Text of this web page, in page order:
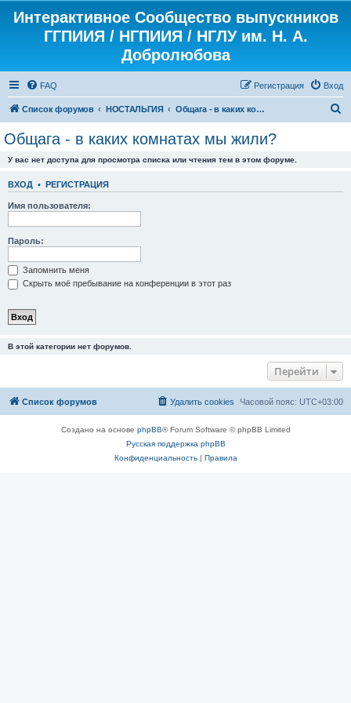
Интерактивное Сообщество выпускников
ГГПИИЯ / НГПИИЯ / НГЛУ им. Н. А.
Добролюбова
FAQ Вход
Регистрация
Список форумов НОСТАЛЬГИЯ Общага - в каких комнатах мы жили?
Общага - в каких комнатах мы жили?
У вас нет доступа для просмотра списка или чтения тем в этом форуме.
ВХОД • РЕГИСТРАЦИЯ
Имя пользователя:
Пароль:
Запомнить меня
Скрыть моё пребывание на конференции в этот раз
В этой категории нет форумов.
Перейти
Список форумов Часовой пояс: UTC+03:00
Удалить cookies
Создано на основе phpBB® Forum Software © phpBB Limited
Русская поддержка phpBB
Конфиденциальность| Правила